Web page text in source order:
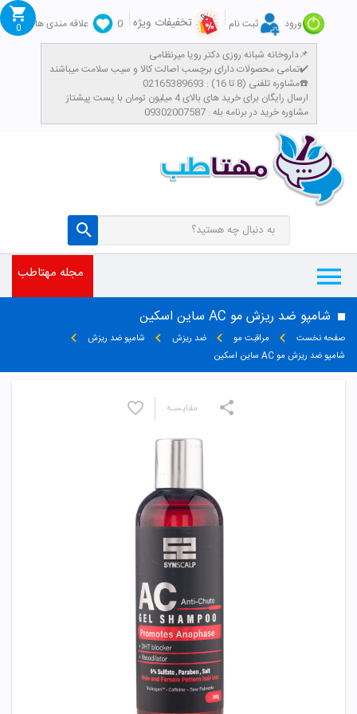
ورود ثبت نام تخفیفات ویژه 0
علاقه مندی ها
داروخانه شبانه روزی دکتر رویا میرنظامی📌
تمامی محصولات دارای برچسب اصالت کالا و سیب سلامت میباشند✔️
مشاوره تلفنی (8 تا 16) : 02165389693☎️
​ارسال رایگان برای خرید های بالای 4 میلیون تومان با پست پیشتاز
مشاوره خرید در برنامه بله : 09302007587
0
مجله مهتاطب
شامپو ضد ریزش مو AC ساین اسکین
صفحه نخست مراقبت مو ضد ریزش
شامپو ضد ریزش
شامپو ضد ریزش مو AC ساین اسکین
مقایسـه